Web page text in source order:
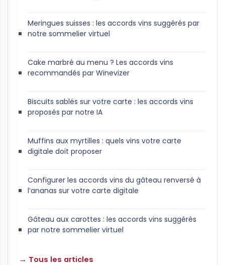
Meringues suisses : les accords vins suggérés par
notre sommelier virtuel
Cake marbré au menu ? Les accords vins
recommandés par Winevizer
Biscuits sablés sur votre carte : les accords vins
proposés par notre IA
Muffins aux myrtilles : quels vins votre carte
digitale doit proposer
Configurer les accords vins du gâteau renversé à
l’ananas sur votre carte digitale
Gâteau aux carottes : les accords vins suggérés
par notre sommelier virtuel
→ Tous les articles